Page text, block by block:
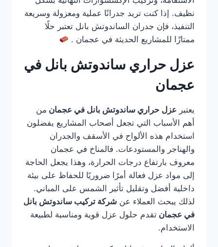
نظيف. إذا كنت تريد جدرانًا عملية ومعزولة وسريعة
التنفيذ، فإن جدران الساندوتش بانل تعتبر حلًا
ممتازًا للمشاريع الحديثة في عجمان .
عزل حراري ساندوتش بانل في
عجمان
يعتبر عزل حراري ساندوتش بانل في عجمان من
أهم الأسباب التي تجعل أصحاب المشاريع يفضلون
استخدام هذه الألواح في الأسقف والجدران
والهناجر والمستودعات. فالمناخ في عجمان
معروف بارتفاع درجات الحرارة، وهذا يجعل الحاجة
إلى مواد عزل فعالة أمرًا ضروريًا للحفاظ على بيئة
داخلية أفضل وتقليل تأثير الشمس على المباني.
لذلك يبحث العملاء عن شركة تركيب ساندوتش بانل
في عجمان تقدم حلول عزل قوية ومناسبة لطبيعة
الاستخدام.